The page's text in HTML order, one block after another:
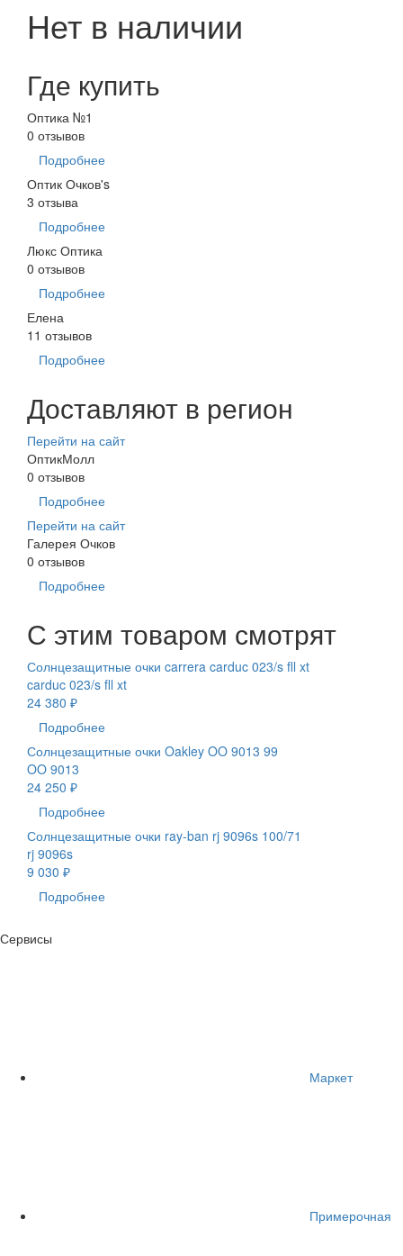
Нет в наличии
Где купить
Оптика №1
0 отзывов
Подробнее
Оптик Очков's
3 отзыва
Подробнее
Люкс Оптика
0 отзывов
Подробнее
Елена
11 отзывов
Подробнее
Доставляют в регион
Перейти на сайт
ОптикМолл
0 отзывов
Подробнее
Перейти на сайт
Галерея Очков
0 отзывов
Подробнее
С этим товаром смотрят
Солнцезащитные очки carrera carduc 023/s fll xt
carduc 023/s fll xt
24 380 ₽
Подробнее
Солнцезащитные очки Oakley OO 9013 99
OO 9013
24 250 ₽
Подробнее
Солнцезащитные очки ray-ban rj 9096s 100/71
rj 9096s
9 030 ₽
Подробнее
Сервисы
Маркет
Примерочная